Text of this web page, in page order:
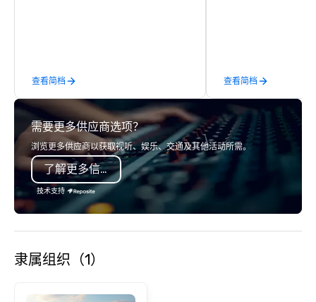
查看简档
catering industry.
查看简档
需要更多供应商选项？
浏览更多供应商以获取视听、娱乐、交通及其他活动所需。
了解更多信息
技术支持
隶属组织（1）